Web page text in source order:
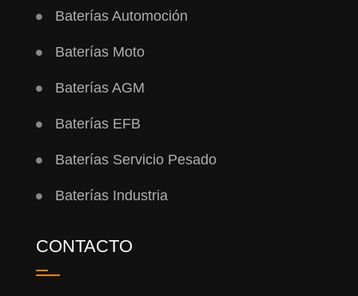
Baterías Automoción
Baterías Moto
Baterías AGM
Baterías EFB
Baterías Servicio Pesado
Baterías Industria
CONTACTO